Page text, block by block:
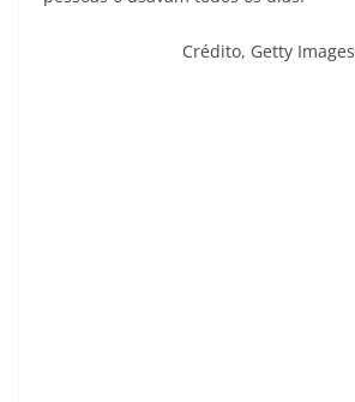
Crédito, Getty Images